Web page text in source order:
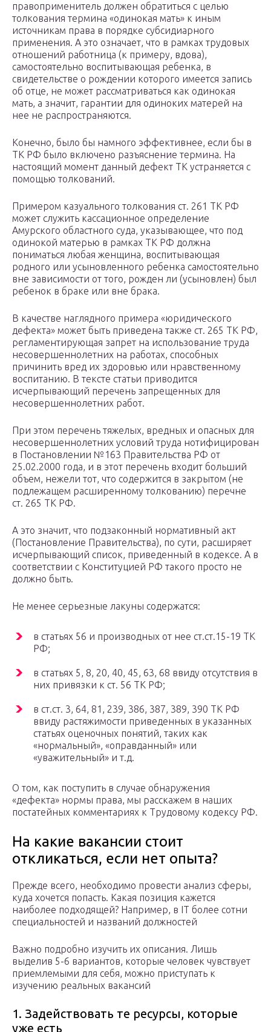
правоприменитель должен обратиться с целью
толкования термина «одинокая мать» к иным
источникам права в порядке субсидиарного
применения. А это означает, что в рамках трудовых
отношений работница (к примеру, вдова),
самостоятельно воспитывающая ребенка, в
свидетельстве о рождении которого имеется запись
об отце, не может рассматриваться как одинокая
мать, а значит, гарантии для одиноких матерей на
нее не распространяются.
Конечно, было бы намного эффективнее, если бы в
ТК РФ было включено разъяснение термина. На
настоящий момент данный дефект ТК устраняется с
помощью толкований.
Примером казуального толкования ст. 261 ТК РФ
может служить кассационное определение
Амурского областного суда, указывающее, что под
одинокой матерью в рамках ТК РФ должна
пониматься любая женщина, воспитывающая
родного или усыновленного ребенка самостоятельно
вне зависимости от того, рожден ли (усыновлен) был
ребенок в браке или вне брака.
В качестве наглядного примера «юридического
дефекта» может быть приведена также ст. 265 ТК РФ,
регламентирующая запрет на использование труда
несовершеннолетних на работах, способных
причинить вред их здоровью или нравственному
воспитанию. В тексте статьи приводится
исчерпывающий перечень запрещенных для
несовершеннолетних работ.
При этом перечень тяжелых, вредных и опасных для
несовершеннолетних условий труда нотифицирован
в Постановлении №163 Правительства РФ от
25.02.2000 года, и в этот перечень входит больший
объем, нежели тот, что содержится в закрытом (не
подлежащем расширенному толкованию) перечне
ст. 265 ТК РФ.
А это значит, что подзаконный нормативный акт
(Постановление Правительства), по сути, расширяет
исчерпывающий список, приведенный в кодексе. А в
соответствии с Конституцией РФ такого просто не
должно быть.
Не менее серьезные лакуны содержатся:
в статьях 56 и производных от нее ст.ст.15-19 ТК
РФ;
в статьях 5, 8, 20, 40, 45, 63, 68 ввиду отсутствия в
них привязки к ст. 56 ТК РФ;
в ст.ст. 3, 64, 81, 239, 386, 387, 389, 390 ТК РФ
ввиду растяжимости приведенных в указанных
статьях оценочных понятий, таких как
«нормальный», «оправданный» или
«уважительный» и т.д.
О том, как поступить в случае обнаружения
«дефекта» нормы права, мы расскажем в наших
постатейных комментариях к Трудовому кодексу РФ.
На какие вакансии стоит
откликаться, если нет опыта?
Прежде всего, необходимо провести анализ сферы,
куда хочется попасть. Какая позиция кажется
наиболее подходящей? Например, в IT более сотни
специальностей и названий должностей
Важно подробно изучить их описания. Лишь
выделив 5-6 вариантов, которые человек чувствует
приемлемыми для себя, можно приступать к
изучению реальных вакансий
1. Задействовать те ресурсы, которые
уже есть